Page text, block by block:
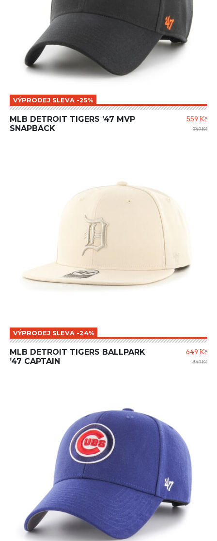
VÝPRODEJ SLEVA -25%
MLB DETROIT TIGERS '47 MVP
SNAPBACK
559 Kč
749 Kč
VÝPRODEJ SLEVA -24%
MLB DETROIT TIGERS BALLPARK
’47 CAPTAIN
649 Kč
849 Kč